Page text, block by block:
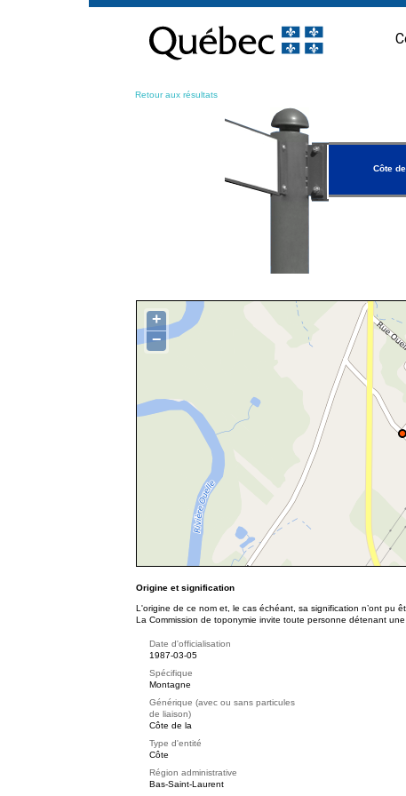
contenu
Retour aux résultats
Côte
+
−
Origine et signification
L'origine de ce nom et, le cas échéant, sa signification n’ont pu
La Commission de toponymie invite toute personne détenant
Date d'officialisation
1987-03-05
Spécifique
Montagne
Générique (avec ou sans particules
de liaison)
Côte de la
Type d'entité
Côte
Région administrative
Bas-Saint-Laurent